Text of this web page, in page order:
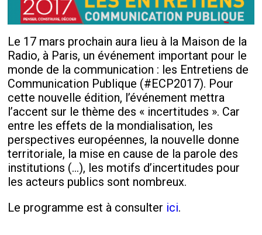
Le 17 mars prochain aura lieu à la Maison de la
Radio, à Paris, un événement important pour le
monde de la communication : les Entretiens de
Communication Publique (#ECP2017). Pour
cette nouvelle édition, l’événement mettra
l’accent sur le thème des « incertitudes ». Car
entre les effets de la mondialisation, les
perspectives européennes, la nouvelle donne
territoriale, la mise en cause de la parole des
institutions (…), les motifs d’incertitudes pour
les acteurs publics sont nombreux.
Le programme est à consulter ici.